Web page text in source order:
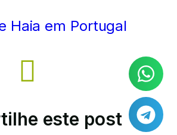
este post